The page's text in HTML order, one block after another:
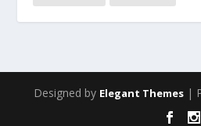
Designed by Elegant Themes |